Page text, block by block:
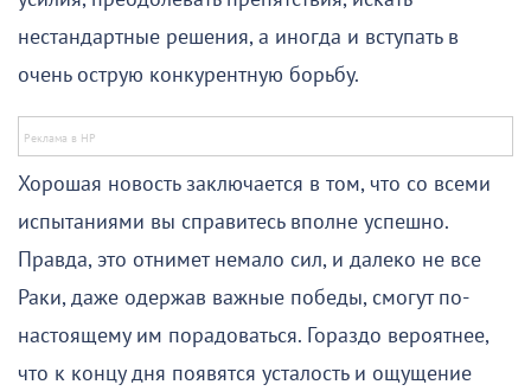
нестандартные решения, а иногда и вступать в
очень острую конкурентную борьбу.
Хорошая новость заключается в том, что со всеми
испытаниями вы справитесь вполне успешно.
Правда, это отнимет немало сил, и далеко не все
Раки, даже одержав важные победы, смогут по-
настоящему им порадоваться. Гораздо вероятнее,
что к концу дня появятся усталость и ощущение